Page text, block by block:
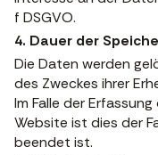
f DSGVO.
4. Dauer der
Die Daten werden
des Zweckes ihrer
Im Falle der
Website ist dies der
beendet ist.